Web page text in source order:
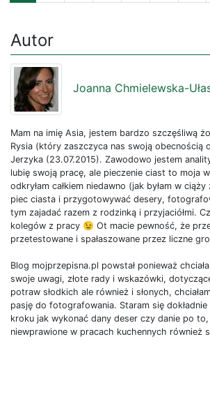
Autor
Joanna Chmielewska-
Mam na imię Asia, jestem bardzo szczęśliwą
Rysia (który zaszczyca nas swoją obecnością
Jerzyka (23.07.2015). Zawodowo jestem
lubię swoją pracę, ale pieczenie ciast to moja
odkryłam całkiem niedawno (jak byłam w
piec ciasta i przygotowywać desery,
tym zajadać razem z rodzinką i przyjaciółmi.
kolegów z pracy 😉 Ot macie pewność, że
przetestowane i spałaszowane przez liczne
Blog mojprzepisna.pl powstał ponieważ
swoje uwagi, złote rady i wskazówki,
potraw słodkich ale również i słonych,
pasję do fotografowania. Staram się
kroku jak wykonać dany deser czy danie po
niewprawione w pracach kuchennych również